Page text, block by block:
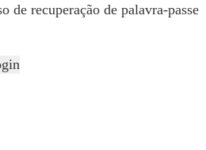
de recuperação de palavra-passe